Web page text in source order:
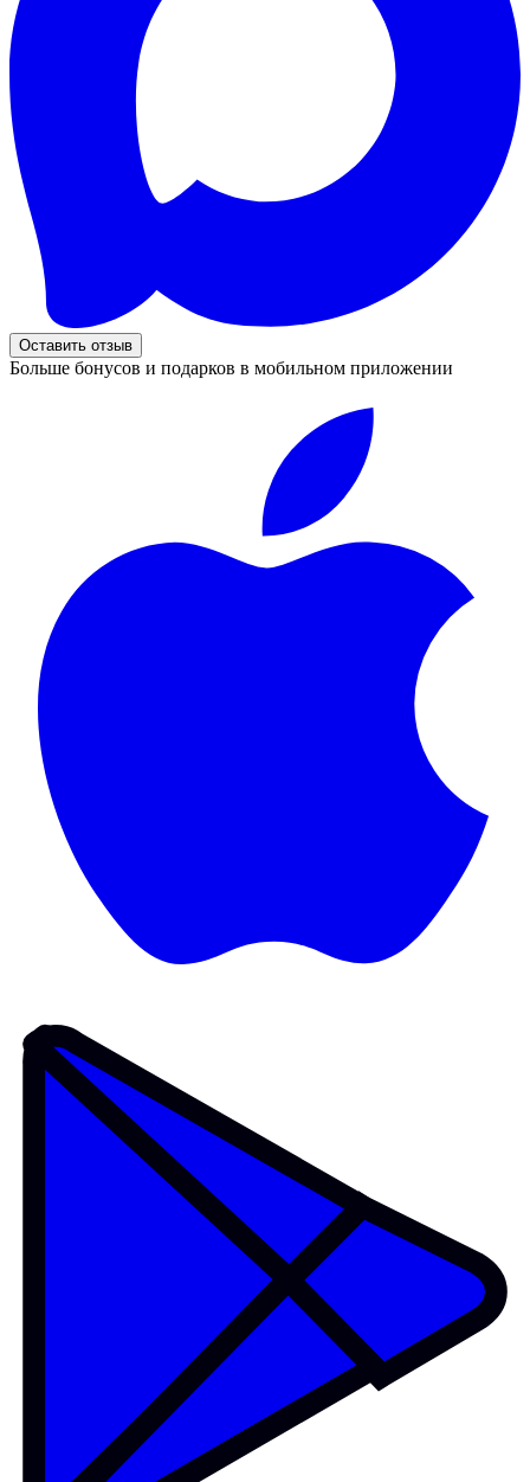
Оставить отзыв
Больше бонусов и подарков в мобильном приложении